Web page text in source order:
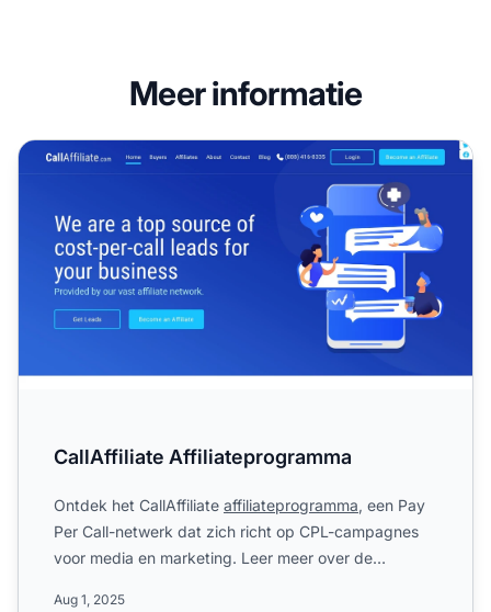
Meer informatie
CallAffiliate Affiliateprogramma
CallAffiliate Affiliateprogramma
Ontdek het CallAffiliate affiliateprogramma, een Pay
Per Call-netwerk dat zich richt op CPL-campagnes
voor media en marketing. Leer meer over de
Aug 1, 2025